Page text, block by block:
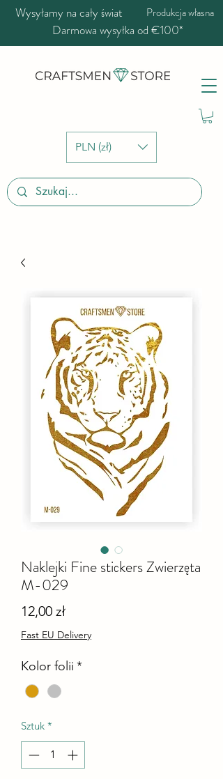
PLN (zł)
Wysyłamy na cały świat Produkcja własna
Darmowa wysyłka od €100*
Naklejki Fine stiсkers Zwierzęta
M-029
12,00 złCena
Fast EU Delivery
Kolor folii *
Sztuk *